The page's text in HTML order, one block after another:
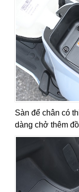
Sàn để chân có
dàng chở thêm